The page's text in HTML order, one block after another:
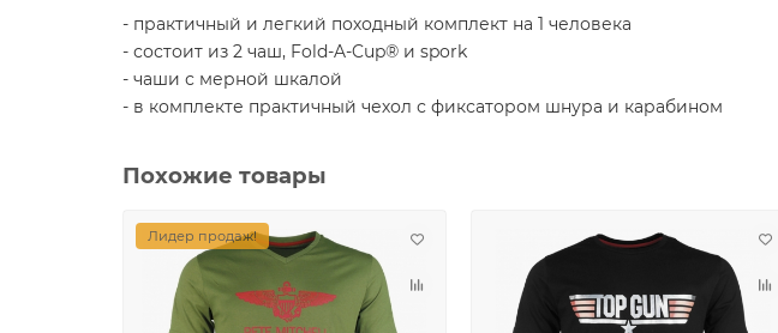
- практичный и легкий походный комплект на 1 человека
- состоит из 2 чаш, Fold-A-Cup® и spork
- чаши с мерной шкалой
- в комплекте практичный чехол с фиксатором шнура и карабином
Похожие товары
Лидер продаж!